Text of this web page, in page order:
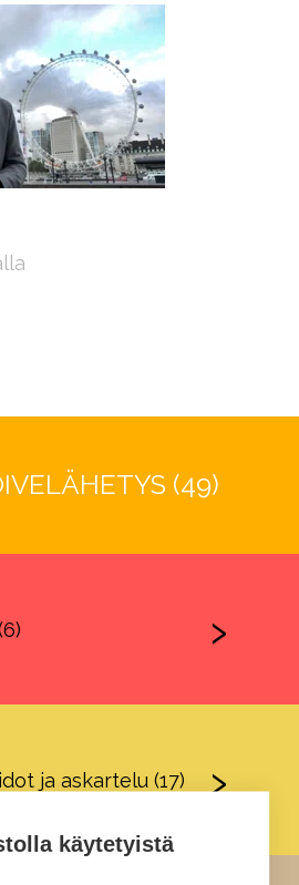
(49)
ja askartelu (17)
käytetyistä